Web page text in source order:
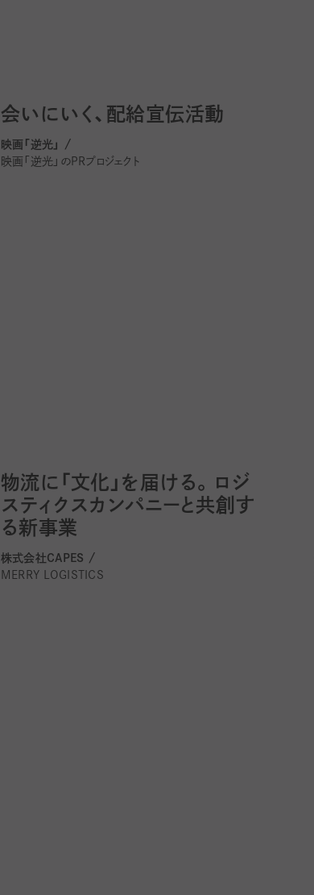
会いにいく、配給宣伝活動
映画「逆光」 /
映画「逆光」のPRプロジェクト
物流に「文化」を届ける。ロジ
スティクスカンパニーと共創す
る新事業
株式会社CAPES /
MERRY LOGISTICS